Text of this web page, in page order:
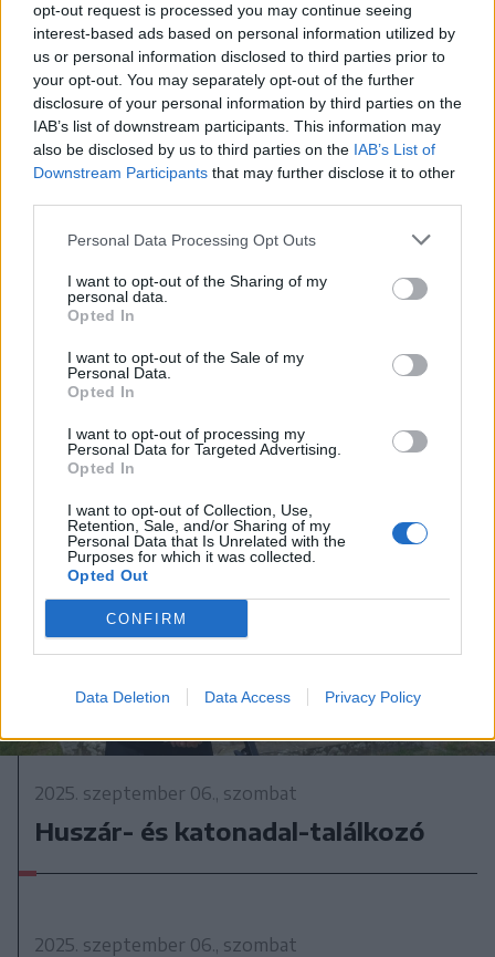
opt-out request is processed you may continue seeing
interest-based ads based on personal information utilized by
us or personal information disclosed to third parties prior to
your opt-out. You may separately opt-out of the further
disclosure of your personal information by third parties on the
IAB’s list of downstream participants. This information may
also be disclosed by us to third parties on the IAB’s List of
Downstream Participants that may further disclose it to other
Personal Data Processing Opt Outs
I want to opt-out of the Sharing of my
personal data.
Opted In
I want to opt-out of the Sale of my
Personal Data.
Opted In
I want to opt-out of processing my
Personal Data for Targeted Advertising.
Opted In
I want to opt-out of Collection, Use,
Retention, Sale, and/or Sharing of my
Personal Data that Is Unrelated with the
Purposes for which it was collected.
Opted Out
CONFIRM
Data Deletion Data Access Privacy Policy
Septemberfest puliszkával,
főzőversennyel
2025. szeptember 06., szombat
Huszár- és katonadal-találkozó
2025. szeptember 06., szombat